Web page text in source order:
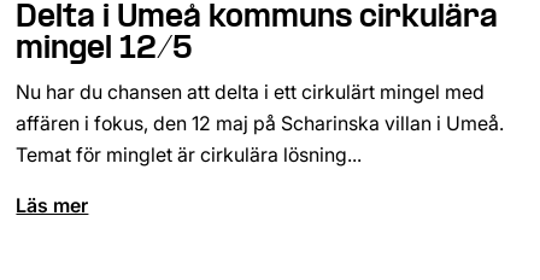
Delta i Umeå kommuns cirkulära
mingel 12/5
Nu har du chansen att delta i ett cirkulärt mingel med
affären i fokus, den 12 maj på Scharinska villan i Umeå.
Temat för minglet är cirkulära lösning...
Läs mer